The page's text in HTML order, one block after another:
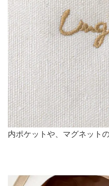
内ポケットや、マグネット